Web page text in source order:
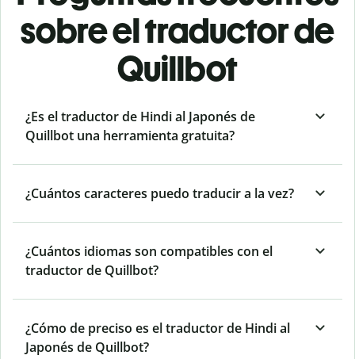
sobre el traductor de
Quillbot
¿Es el traductor de Hindi al Japonés de
Quillbot una herramienta gratuita?
¿Cuántos caracteres puedo traducir a la vez?
¿Cuántos idiomas son compatibles con el
traductor de Quillbot?
¿Cómo de preciso es el traductor de Hindi al
Japonés de Quillbot?